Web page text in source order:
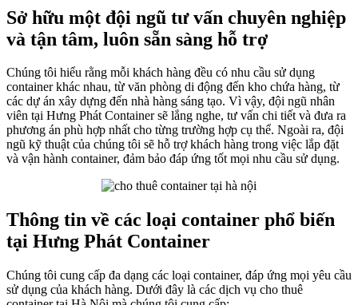
Sở hữu một đội ngũ tư vấn chuyên nghiệp
và tận tâm, luôn sẵn sàng hỗ trợ
Chúng tôi hiểu rằng mỗi khách hàng đều có nhu cầu sử dụng
container khác nhau, từ văn phòng di động đến kho chứa hàng, từ
các dự án xây dựng đến nhà hàng sáng tạo. Vì vậy, đội ngũ nhân
viên tại Hưng Phát Container sẽ lắng nghe, tư vấn chi tiết và đưa ra
phương án phù hợp nhất cho từng trường hợp cụ thể. Ngoài ra, đội
ngũ kỹ thuật của chúng tôi sẽ hỗ trợ khách hàng trong việc lắp đặt
và vận hành container, đảm bảo đáp ứng tốt mọi nhu cầu sử dụng.
Thông tin về các loại container phổ biến
tại Hưng Phát Container
Chúng tôi cung cấp đa dạng các loại container, đáp ứng mọi yêu cầu
sử dụng của khách hàng. Dưới đây là các dịch vụ cho thuê